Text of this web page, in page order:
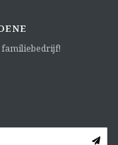
familiebedrijf!